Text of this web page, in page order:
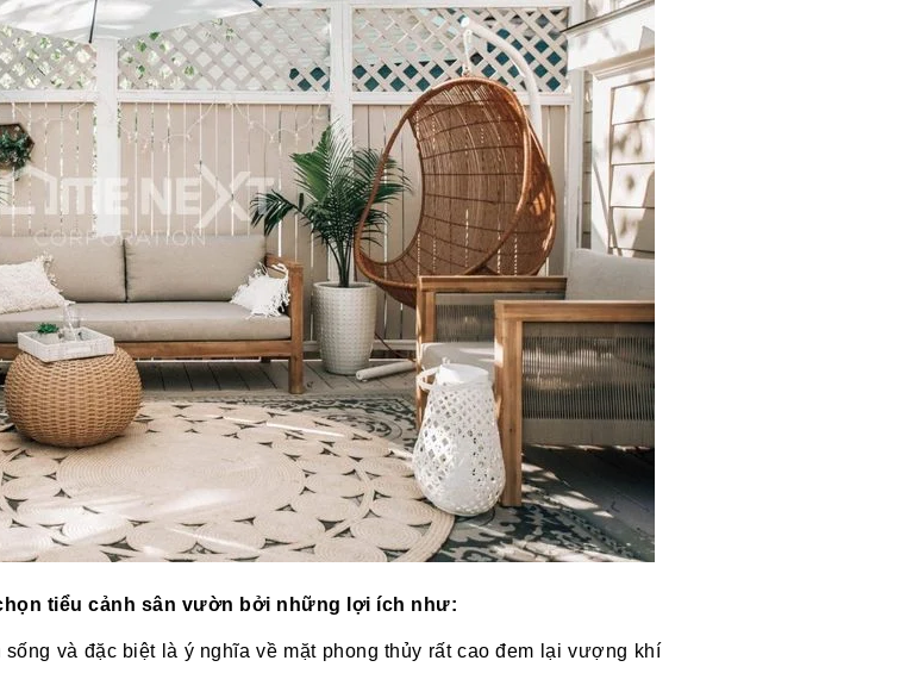
tiểu cảnh sân vườn bởi những lợi ích như:
và đặc biệt là ý nghĩa về mặt phong thủy rất cao đem lại vượng khí